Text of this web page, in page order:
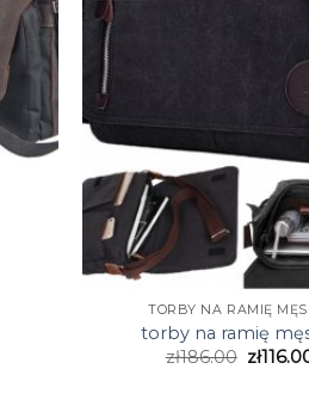
TORBY NA RAMIĘ
torby na ramię
zł186.00 zł